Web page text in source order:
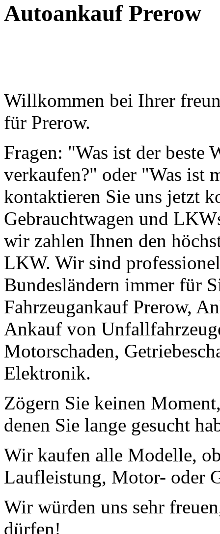
Autoankauf Prerow
Willkommen bei Ihrer
für Prerow.
Fragen: "Was ist der beste
verkaufen?" oder "Was ist
kontaktieren Sie uns jetzt
Gebrauchtwagen und
wir zahlen Ihnen den
LKW. Wir sind
Bundesländern immer für
Fahrzeugankauf Prerow,
Ankauf von
Motorschaden,
Elektronik.
Zögern Sie keinen
denen Sie lange gesucht
Wir kaufen alle Modelle,
Laufleistung, Motor- oder
Wir würden uns sehr
dürfen!